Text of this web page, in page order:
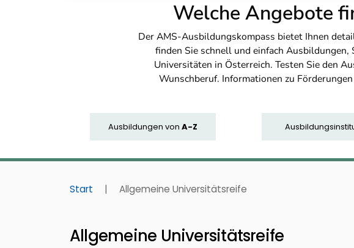
Welche Angebote
Der AMS-Ausbildungskompass bietet Ihnen
finden Sie schnell und einfach Ausbildungen,
Universitäten in Österreich. Testen Sie den
Wunschberuf. Informationen zu
Ausbildungen von A-Z
Start | Allgemeine Universitätsreife
Allgemeine Universitätsreife